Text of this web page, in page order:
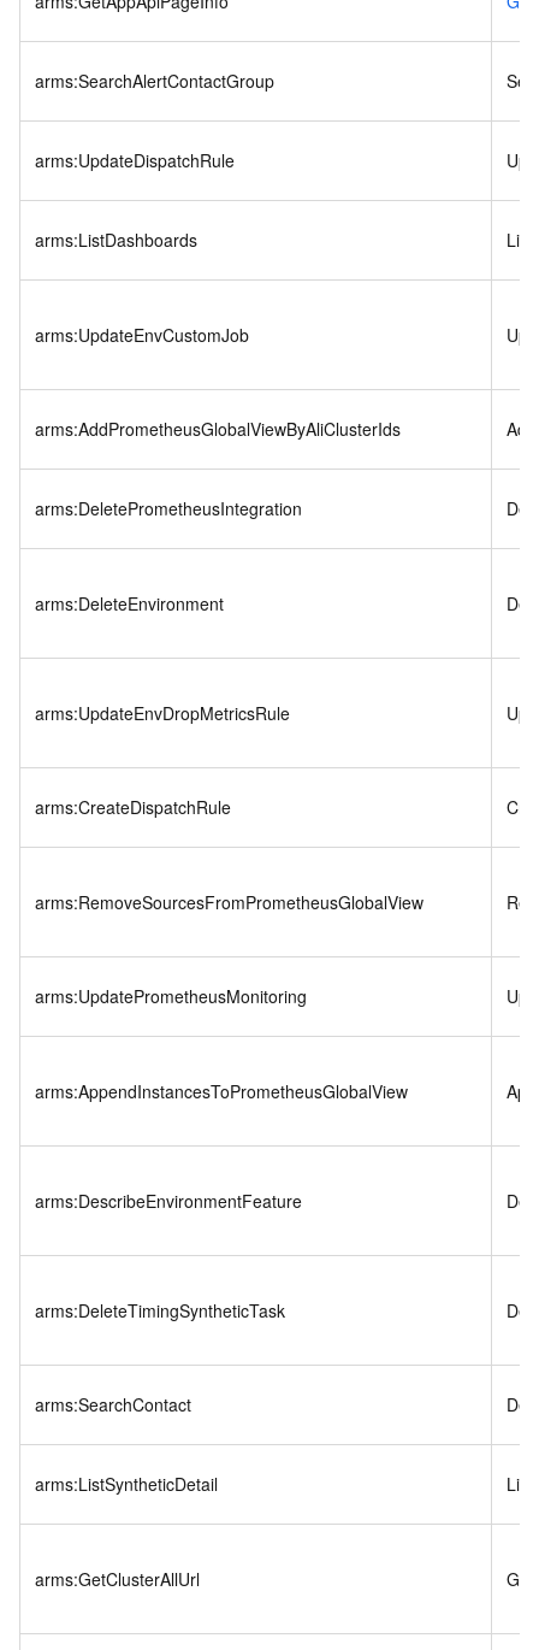
arms:SearchAlertContactGroup
arms:UpdateDispatchRule
arms:ListDashboards
arms:UpdateEnvCustomJob
arms:AddPrometheusGlobalViewByAliClusterIds
arms:DeletePrometheusIntegration
arms:DeleteEnvironment
arms:UpdateEnvDropMetricsRule
arms:CreateDispatchRule
arms:RemoveSourcesFromPrometheusGlobalView
arms:UpdatePrometheusMonitoring
arms:AppendInstancesToPrometheusGlobalView
arms:DescribeEnvironmentFeature
arms:DeleteTimingSyntheticTask
arms:SearchContact
arms:ListSyntheticDetail
arms:GetClusterAllUrl